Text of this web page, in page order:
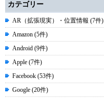
カテゴリー
AR（拡張現実）・位置情報 (7件)
Amazon (5件)
Android (9件)
Apple (7件)
Facebook (53件)
Google (20件)